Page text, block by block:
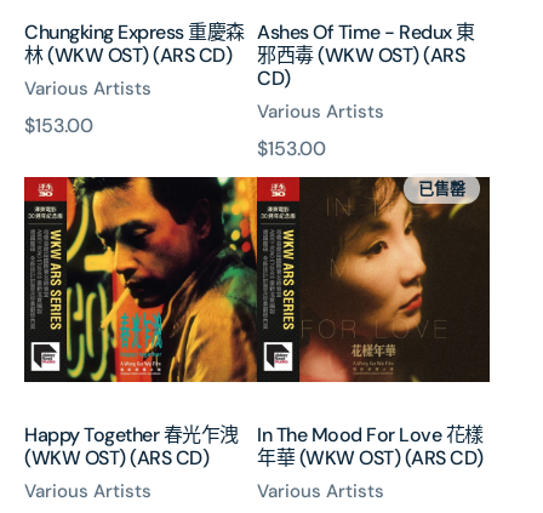
Chungking Express 重慶森
林 (WKW OST) (ARS CD)
Various Artists
原
$153.00
OST)
(ARS
CD)
Ashes Of Time - Redux 東
邪西毒 (WKW OST) (ARS
CD)
Various Artists
原
價
$153.00
Happy
Together
春
光
乍
洩
(WKW
OST)
(ARS
Happy Together 春光乍洩
(WKW OST) (ARS CD)
Various Artists
In
The
Mood
For
Love
花
樣
年
華
OST)
(ARS
CD)
已售罄
In The Mood For Love 花樣
年華 (WKW OST) (ARS CD)
Various Artists